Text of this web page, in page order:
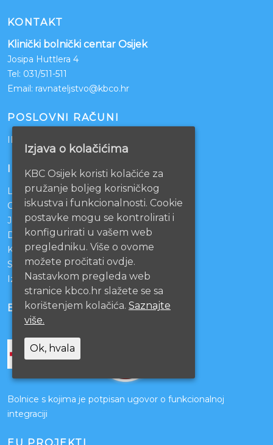
KONTAKT
Klinički bolnički centar Osijek
Josipa Huttlera 4
Tel: 031/511-511
Email: ravnateljstvo@kbco.hr
POSLOVNI RAČUNI
IBAN: HR1210010051863000160
INFORMACIJE
Lista čekanja
Centralno naručivanje pacijenata
Javna nabava
Darivanje krvi
KBCO Webmail
Sestrinstvo KBC Osijek
Izjava o pristupačnosti mrežnih stranica
BOLNICE PARTNERI
Bolnice s kojima je potpisan ugovor o funkcionalnoj
integraciji
Izjava o kolačićima
KBC Osijek koristi kolačiće za
pružanje boljeg korisničkog
iskustva i funkcionalnosti. Cookie
postavke mogu se kontrolirati i
konfigurirati u vašem web
pregledniku. Više o ovome
možete pročitati ovdje.
Nastavkom pregleda web
stranice kbco.hr slažete se sa
korištenjem kolačića. Saznajte
više.
Ok, hvala